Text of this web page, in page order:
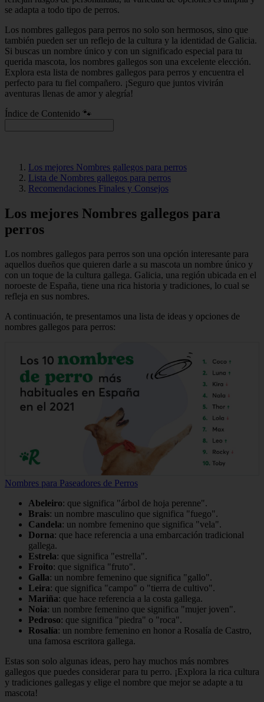
se adapta a todo tipo de perros.
Los nombres gallegos para perros no solo son hermosos, sino que
también pueden ser un reflejo de la cultura y la identidad de Galicia.
Si buscas un nombre único y con un significado especial para tu
querida mascota, los nombres gallegos son una excelente elección.
Explora esta lista de nombres gallegos para perros y encuentra el
perfecto para tu fiel compañero. ¡Seguro que juntos vivirán
aventuras llenas de amor y alegría!
Índice de Contenido 🐾
Los mejores Nombres gallegos para perros
Lista de Nombres gallegos para perros
Recomendaciones Finales y Consejos
Los mejores Nombres gallegos para
perros
Los nombres gallegos para perros son una opción interesante para
aquellos dueños que quieren darle a su mascota un nombre único y
con un toque de la cultura gallega. Galicia, una región ubicada en el
noroeste de España, tiene una rica historia y tradiciones, lo cual se
refleja en sus nombres.
A continuación, te presentamos una lista de ideas y opciones de
nombres gallegos para perros:
Nombres para Paseadores de Perros
Abeleiro: que significa "árbol de hoja perenne".
Brais: un nombre masculino que significa "fuego".
Candela: un nombre femenino que significa "vela".
Dorna: que hace referencia a una embarcación tradicional
gallega.
Estrela: que significa "estrella".
Froito: que significa "fruto".
Galla: un nombre femenino que significa "gallo".
Leira: que significa "campo" o "tierra de cultivo".
Mariña: que hace referencia a la costa gallega.
Noia: un nombre femenino que significa "mujer joven".
Pedroso: que significa "piedra" o "roca".
Rosalía: un nombre femenino en honor a Rosalía de Castro,
una famosa escritora gallega.
Estas son solo algunas ideas, pero hay muchos más nombres
gallegos que puedes considerar para tu perro. ¡Explora la rica cultura
y tradiciones gallegas y elige el nombre que mejor se adapte a tu
mascota!